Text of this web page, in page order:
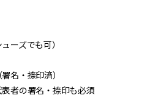
ーズでも可）
（署名・捺印済）
者の署名・捺印も必須